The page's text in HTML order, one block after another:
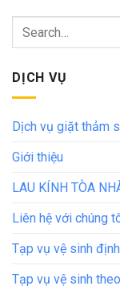
DỊCH VỤ
Dịch vụ giặt thảm
Giới thiệu
LAU KÍNH TÒA
Liên hệ với chúng
Tạp vụ vệ sinh
Tạp vụ vệ sinh